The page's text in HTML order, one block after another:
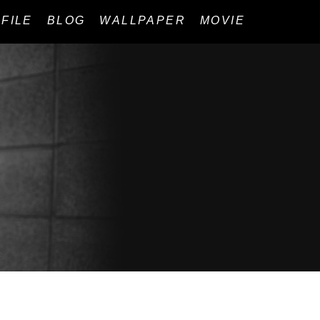
BLOG WALLPAPER MOVIE